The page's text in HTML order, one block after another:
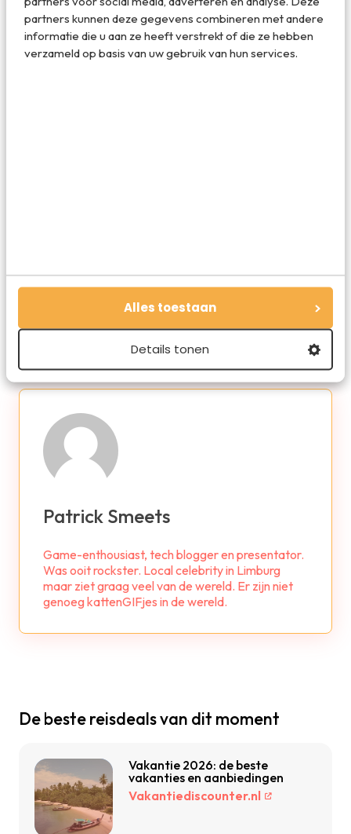
partners kunnen deze gegevens combineren met andere
informatie die u aan ze heeft verstrekt of die ze hebben
verzameld op basis van uw gebruik van hun services.
Alles toestaan
Details tonen
skylodge-peru-foto
Deel op WhatsApp
Patrick Smeets
Game-enthousiast, tech blogger en presentator.
Was ooit rockster. Local celebrity in Limburg
maar ziet graag veel van de wereld. Er zijn niet
genoeg kattenGIFjes in de wereld.
De beste reisdeals van dit moment
Vakantie 2026: de beste
vakanties en aanbiedingen
Vakantiediscounter.nl